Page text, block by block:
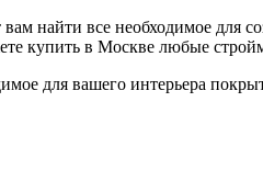
найти все необходимое для
купить в Москве любые
для вашего интерьера